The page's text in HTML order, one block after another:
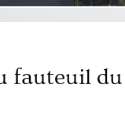
fauteuil